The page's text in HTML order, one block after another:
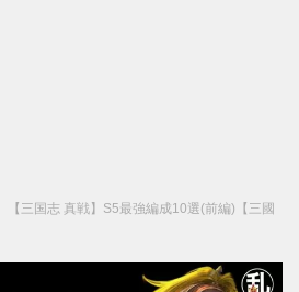
【三国志 真戦】S5最強編成10選(前編)【三國